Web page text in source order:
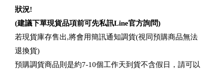
狀況!
(建議下單現貨品項前可先私訊Line官方詢問)
若現貨庫存售出,將會用簡訊通知調貨(視同預購商品無法
退換貨)
預購調貨商品則是約7-10個工作天到貨不含假日，請可以